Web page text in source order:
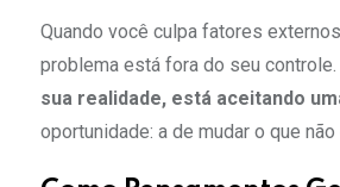
Quando você culpa fatores
problema está fora do seu
sua realidade, está aceitando
oportunidade: a de mudar o que